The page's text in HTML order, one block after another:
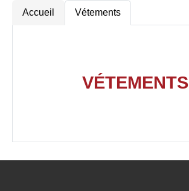
Accueil Vétements
VÉTEMENTS